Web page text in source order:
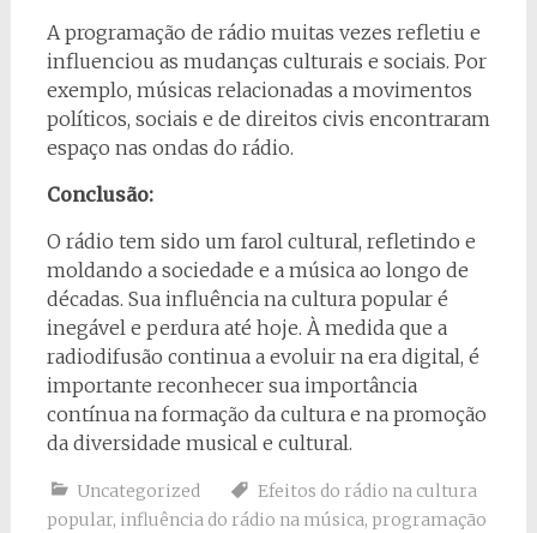
A programação de rádio muitas vezes refletiu e
influenciou as mudanças culturais e sociais. Por
exemplo, músicas relacionadas a movimentos
políticos, sociais e de direitos civis encontraram
espaço nas ondas do rádio.
Conclusão:
O rádio tem sido um farol cultural, refletindo e
moldando a sociedade e a música ao longo de
décadas. Sua influência na cultura popular é
inegável e perdura até hoje. À medida que a
radiodifusão continua a evoluir na era digital, é
importante reconhecer sua importância
contínua na formação da cultura e na promoção
da diversidade musical e cultural.
Uncategorized
Efeitos do rádio na cultura
popular, influência do rádio na música, programação